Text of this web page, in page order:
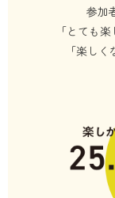
参加
「とても
「楽し